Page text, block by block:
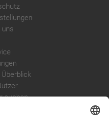
uns
suchen